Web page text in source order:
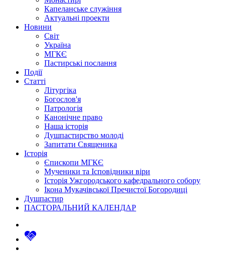
Капеланське служіння
Актуальні проекти
Новини
Світ
Україна
МГКЄ
Пастирські послання
Події
Статті
Літургіка
Богослов'я
Патрологія
Канонічне право
Наша історія
Душпастирство молоді
Запитати Священика
Історія
Єпископи МГКЄ
Мученики та Ісповідники віри
Історія Ужгородського кафедрального собору
Ікона Мукачівської Пречистої Богородиці
Душпастир
ПАСТОРАЛЬНИЙ КАЛЕНДАР